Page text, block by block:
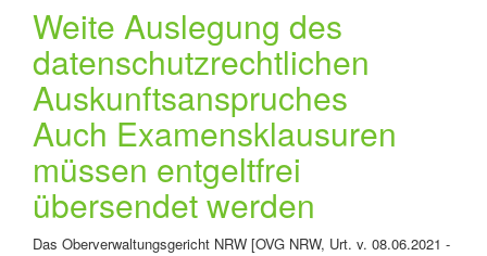
Weite Auslegung des
datenschutzrechtlichen
Auskunftsanspruches
Auch Examensklausuren
müssen entgeltfrei
übersendet werden
Das Oberverwaltungsgericht NRW [OVG NRW, Urt. v. 08.06.2021 -